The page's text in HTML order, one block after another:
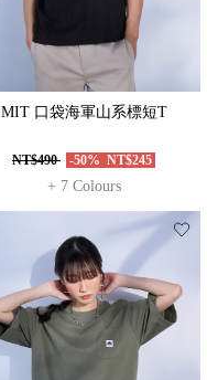
MIT 口袋海軍山系標短T
NT$490 -50% NT$245
+ 7 Colours